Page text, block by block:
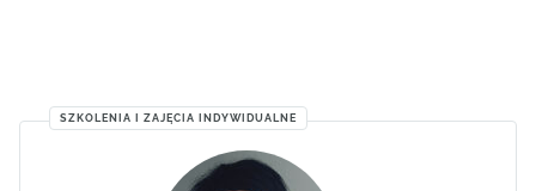
SZKOLENIA I ZAJĘCIA INDYWIDUALNE